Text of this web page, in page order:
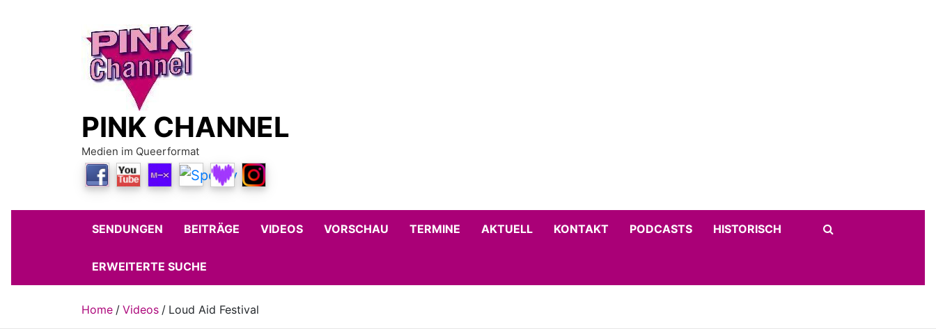
PINK CHANNEL
Medien im Queerformat
SENDUNGEN BEITRÄGE VIDEOS VORSCHAU TERMINE AKTUELL KONTAKT PODCASTS HISTORISCH
ERWEITERTE SUCHE
Home Videos Loud Aid Festival